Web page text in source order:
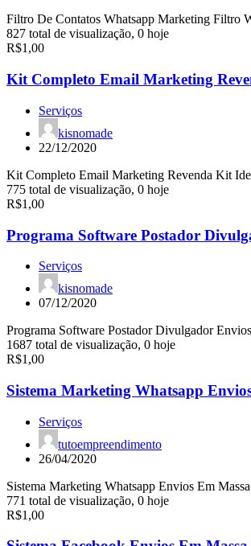
Filtro De Contatos Whatsapp Marketing Filtro
827 total de visualização, 0 hoje
R$1,00
Kit Completo Email Marketing
Serviços
kisnomade
22/12/2020
Kit Completo Email Marketing Revenda Kit
775 total de visualização, 0 hoje
R$1,00
Programa Software Postador
Serviços
kisnomade
07/12/2020
Programa Software Postador Divulgador
1687 total de visualização, 0 hoje
R$1,00
Sistema Marketing Whatsapp
Serviços
tutoempreendimento
26/04/2020
Sistema Marketing Whatsapp Envios Em
771 total de visualização, 0 hoje
R$1,00